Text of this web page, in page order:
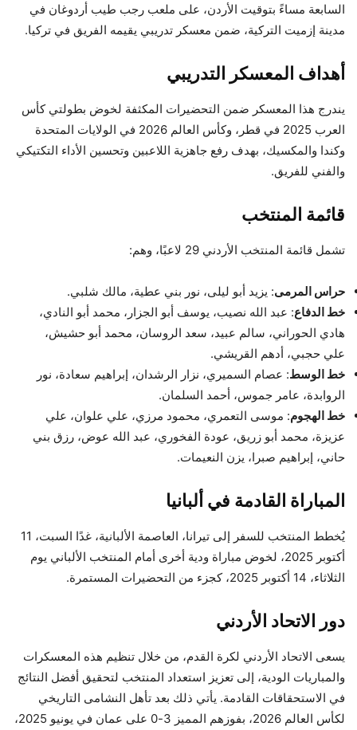
السابعة مساءً بتوقيت الأردن، على ملعب رجب طيب أردوغان في
مدينة إزميت التركية، ضمن معسكر تدريبي يقيمه الفريق في تركيا.
أهداف المعسكر التدريبي
يندرج هذا المعسكر ضمن التحضيرات المكثفة لخوض بطولتي كأس
العرب 2025 في قطر، وكأس العالم 2026 في الولايات المتحدة
وكندا والمكسيك، بهدف رفع جاهزية اللاعبين وتحسين الأداء التكتيكي
والفني للفريق.
قائمة المنتخب
تشمل قائمة المنتخب الأردني 29 لاعبًا، وهم:
حراس المرمى: يزيد أبو ليلى، نور بني عطية، مالك شلبي.
خط الدفاع: عبد الله نصيب، يوسف أبو الجزار، محمد أبو النادي،
هادي الحوراني، سالم عبيد، سعد الروسان، محمد أبو حشيش،
علي حجبي، أدهم القريشي.
خط الوسط: عصام السميري، نزار الرشدان، إبراهيم سعادة، نور
الروابدة، عامر جموس، أحمد السلمان.
خط الهجوم: موسى التعمري، محمود مرزي، علي علوان، علي
عزيزة، محمد أبو زريق، عودة الفخوري، عبد الله عوض، رزق بني
حاني، إبراهيم صبرا، يزن النعيمات.
المباراة القادمة في ألبانيا
يُخطط المنتخب للسفر إلى تيرانا، العاصمة الألبانية، غدًا السبت، 11
أكتوبر 2025، لخوض مباراة ودية أخرى أمام المنتخب الألباني يوم
الثلاثاء، 14 أكتوبر 2025، كجزء من التحضيرات المستمرة.
دور الاتحاد الأردني
يسعى الاتحاد الأردني لكرة القدم، من خلال تنظيم هذه المعسكرات
والمباريات الودية، إلى تعزيز استعداد المنتخب لتحقيق أفضل النتائج
في الاستحقاقات القادمة. يأتي ذلك بعد تأهل النشامى التاريخي
لكأس العالم 2026، بفوزهم المميز 3-0 على عمان في يونيو 2025،